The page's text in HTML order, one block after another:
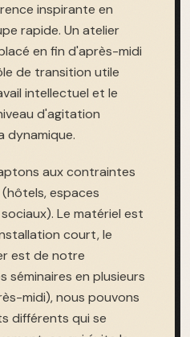
inspirante en
rapide. Un atelier
en fin d'après-midi
de transition utile
intellectuel et le
d'agitation
dynamique.
aux contraintes
espaces
Le matériel est
court, le
est de notre
séminaires en plusieurs
midi), nous pouvons
différents qui se